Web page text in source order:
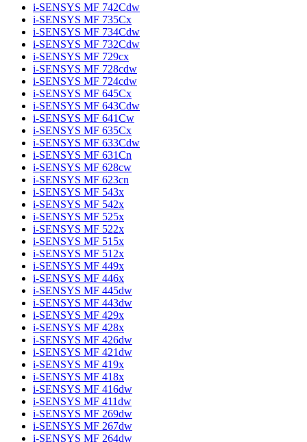
i-SENSYS MF 742Cdw
i-SENSYS MF 735Cx
i-SENSYS MF 734Cdw
i-SENSYS MF 732Cdw
i-SENSYS MF 729cx
i-SENSYS MF 728cdw
i-SENSYS MF 724cdw
i-SENSYS MF 645Cx
i-SENSYS MF 643Cdw
i-SENSYS MF 641Cw
i-SENSYS MF 635Cx
i-SENSYS MF 633Cdw
i-SENSYS MF 631Cn
i-SENSYS MF 628cw
i-SENSYS MF 623cn
i-SENSYS MF 543x
i-SENSYS MF 542x
i-SENSYS MF 525x
i-SENSYS MF 522x
i-SENSYS MF 515x
i-SENSYS MF 512x
i-SENSYS MF 449x
i-SENSYS MF 446x
i-SENSYS MF 445dw
i-SENSYS MF 443dw
i-SENSYS MF 429x
i-SENSYS MF 428x
i-SENSYS MF 426dw
i-SENSYS MF 421dw
i-SENSYS MF 419x
i-SENSYS MF 418x
i-SENSYS MF 416dw
i-SENSYS MF 411dw
i-SENSYS MF 269dw
i-SENSYS MF 267dw
i-SENSYS MF 264dw